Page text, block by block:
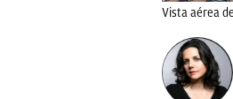
Vista aérea